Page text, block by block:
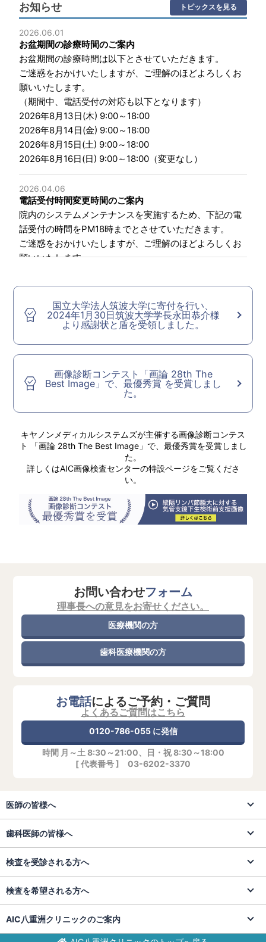
お知らせ トピックスを見る
2026.06.01
お盆期間の診療時間のご案内
お盆期間の診療時間は以下とさせていただきます。
ご迷惑をおかけいたしますが、ご理解のほどよろしくお
願いいたします。
（期間中、電話受付の対応も以下となります）
2026年8月13日(木) 9:00～18:00
2026年8月14日(金) 9:00～18:00
2026年8月15日(土) 9:00～18:00
2026年8月16日(日) 9:00～18:00（変更なし）
2026.04.06
電話受付時間変更時間のご案内
院内のシステムメンテナンスを実施するため、下記の電
話受付の時間をPM18時までとさせていただきます。
ご迷惑をおかけいたしますが、ご理解のほどよろしくお
願いいたします。
2026年7月30日（木）
2026年9月3日（木）
2026.04.15
ゴールデンウィーク診療時間のご案内
ゴールデンウィーク期間中の診療時間についてご案内い
たします。
期間中、電話受付の対応も以下となります。ご理解の程
よろしくお願い申し上げます。
2026年5月2日（土） 8:30～21:00まで（通常診療）
2026年5月3日（日） ～5月6日（水） 8:30～18:00まで
（日・祝診療）
2025.12.01
クリニックビルの年度点検に伴う停電により、下記日程
は終日休診とさせていただきます。
また、下記の時間は、インターネットによる検査予約が
2026年01月11日（日）
【インターネット検査予約の停止期間】
2026年01月11日（日）8:00～13:00
年末年始の休診および診療時間変更のご案内
間中、電話受付の対応も以下となります）
ご理解の程よろしくお願い申し上げます。
＜時間変更＞2025年12月29日（月）（9:00～17:00）
＜ 休診 ＞2025年12月30日（火）～2026年1月4日
（日）
2026年1月5日(月)以降、通常診療
MRI装置入替え工事のご案内（八重洲）
（Philips社製 1.5T、3.0T）の入替工事を段階的に実施
まして、該当MRI機器での検査受け入れは一時休止とさ
尚、対象更新するMRI装置以外の9台は稼働しております
いただきたく存じます。
新しい装置では、AI(人工知能)による高画質化、高速化
国立大学法人筑波大学に寄付を行い、
2024年1月30日筑波大学学長永田恭介様
より感謝状と盾を受領しました。
画像診断コンテスト「画論 28th The
Best Image」で、最優秀賞 を受賞しまし
た。
キヤノンメディカルシステムズが主催する画像診断コンテス
ト 「画論 28th The Best Image」で、最優秀賞を受賞しまし
た。
詳しくはAIC画像検査センターの特設ページをご覧くださ
い。
お問い合わせフォーム
理事長への意見をお寄せください。
医療機関の方
歯科医療機関の方
お電話によるご予約・ご質問
よくあるご質問はこちら
0120-786-055 に発信
時間 月～土 8:30～21:00、日・祝 8:30～18:00
[ 代表番号 ] 03-6202-3370
医師の皆様へ
歯科医師の皆様へ
検査を受診される方へ
検査を希望される方へ
AIC八重洲クリニックのご案内